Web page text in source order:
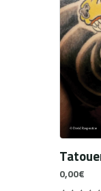
0,00€